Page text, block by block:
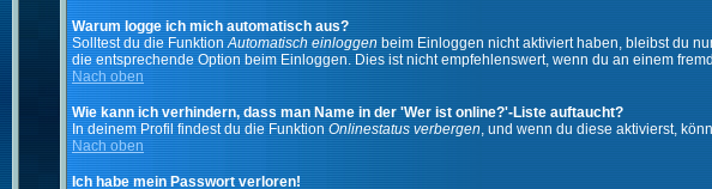
Warum logge ich mich automatisch aus?
Solltest du die FunktionAutomatisch einloggen beim Einloggen nicht aktiviert haben, bleibst du
die entsprechende Option beim Einloggen. Dies ist nicht empfehlenswert, wenn du an einem
Nach oben
Wie kann ich verhindern, dass man Name in der 'Wer ist online?'-Liste auftaucht?
In deinem Profil findest du die Funktion Onlinestatus verbergen, und wenn du diese aktivierst,
Nach oben
Ich habe mein Passwort verloren!